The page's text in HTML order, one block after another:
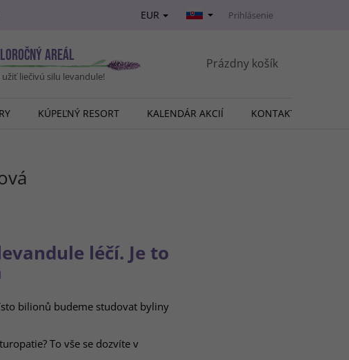
EUR Prihlásenie
AREÁL
užiť liečivú silu levandule!
NÁKUPNÝ
Prázdny košík
KÚPEĽNÝ RESORT KALENDÁR AKCIÍ KONTAKT
léčí. Je to
bilionů budeme studovat byliny
To vše se dozvíte v